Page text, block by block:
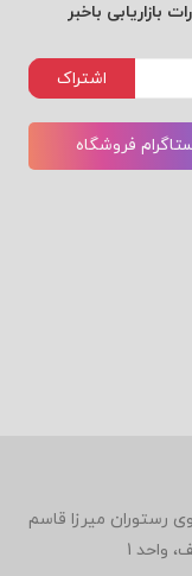
باخبر
اشتراک
فروشگاه
12 فروردین، روبروی رستوران میرزا قاسم
واحد 1